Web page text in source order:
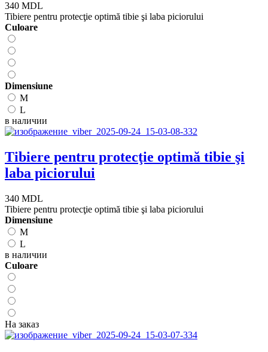
340 MDL
Tibiere pentru protecţie optimă tibie şi laba piciorului
Сuloare
Dimensiune
M
L
в наличии
Tibiere pentru protecţie optimă tibie şi
laba piciorului
340 MDL
Tibiere pentru protecţie optimă tibie şi laba piciorului
Dimensiune
M
L
в наличии
Сuloare
На заказ